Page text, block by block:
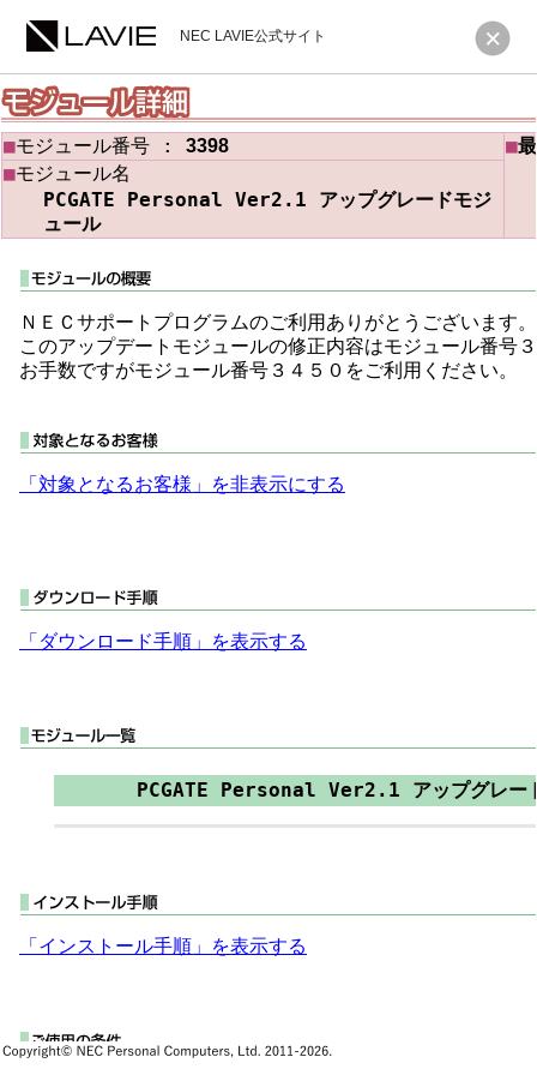
NEC LAVIE公式サイト